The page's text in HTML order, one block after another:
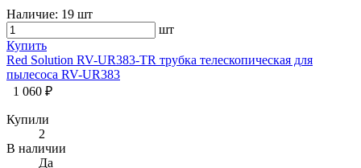
Наличие: 19 шт
шт
Купить
Red Solution RV-UR383-TR трубка телескопическая для
пылесоса RV-UR383
1 060 ₽
Купили
2
В наличии
Да